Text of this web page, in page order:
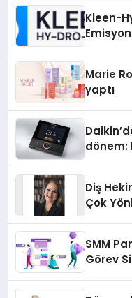
Kleen-
Marie
yaptı
dönem:
Diş
Çok
SMM
Görev